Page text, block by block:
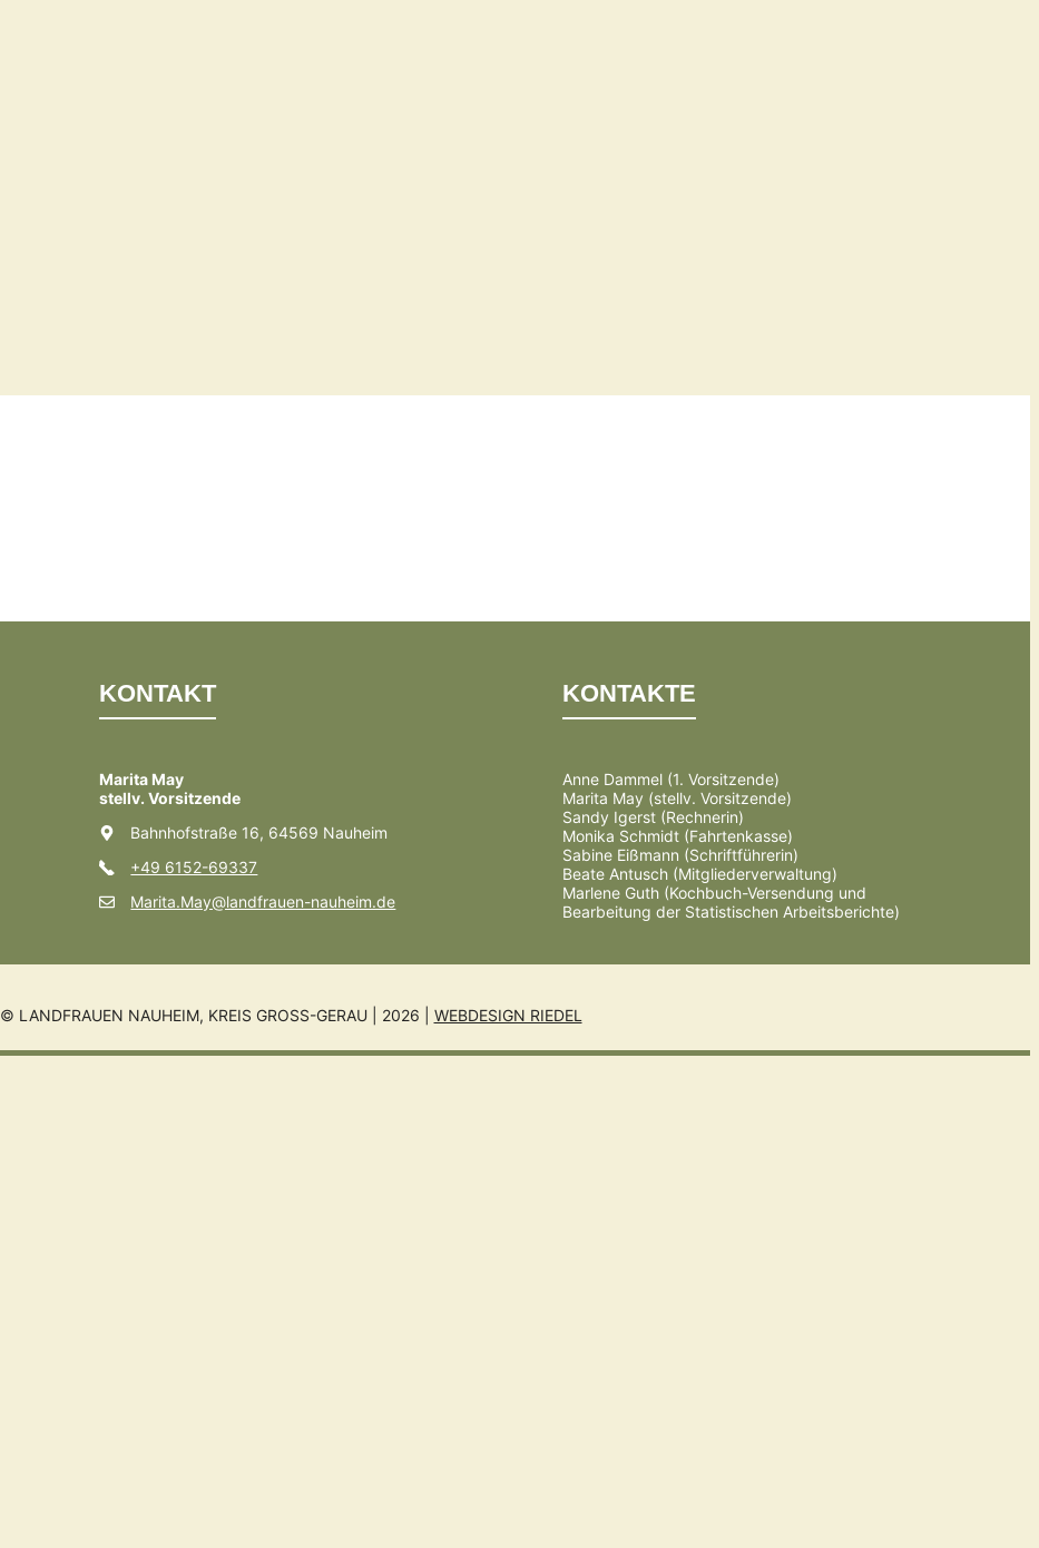
KONTAKT
Marita May
stellv. Vorsitzende
Bahnhofstraße 16, 64569 Nauheim
+49 6152-69337
Marita.May@landfrauen-nauheim.de
KONTAKTE
Anne Dammel (1. Vorsitzende)
Marita May (stellv. Vorsitzende)
Sandy Igerst (Rechnerin)
Monika Schmidt (Fahrtenkasse)
Sabine Eißmann (Schriftführerin)
Beate Antusch (Mitgliederverwaltung)
Marlene Guth (Kochbuch-Versendung und
Bearbeitung der Statistischen Arbeitsberichte)
© LANDFRAUEN NAUHEIM, KREIS GROSS-GERAU | 2026 | WEBDESIGN RIEDEL